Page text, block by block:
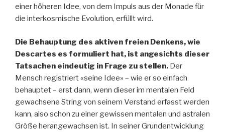
einer höheren Idee, von dem Impuls aus der Monade für
die interkosmische Evolution, erfüllt wird.
Die Behauptung des aktiven freien Denkens, wie
Descartes es formuliert hat, ist angesichts dieser
Tatsachen eindeutig in Frage zu stellen. Der
Mensch registriert «seine Idee» – wie er so einfach
behauptet – erst dann, wenn dieser im mentalen Feld
gewachsene String von seinem Verstand erfasst werden
kann, also schon zu einer gewissen mentalen und astralen
Größe herangewachsen ist. In seiner Grundentwicklung